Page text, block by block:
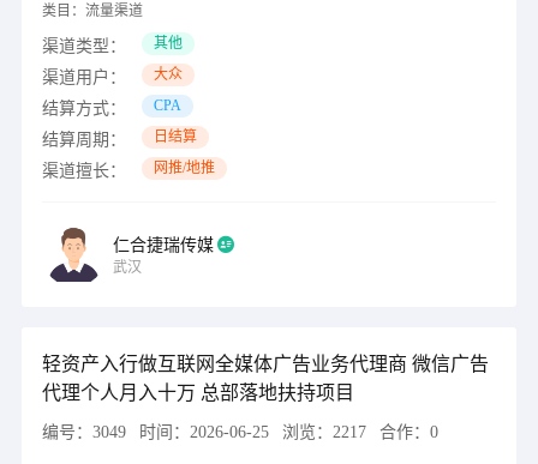
类目： 流量渠道
渠道类型： 其他
渠道用户： 大众
结算方式： CPA
结算周期： 日结算
渠道擅长： 网推/地推
仁合捷瑞传媒
武汉
轻资产入行做互联网全媒体广告业务代理商 微信广告
代理个人月入十万 总部落地扶持项目
编号： 3049 时间： 2026-06-25 浏览： 2217 合作： 0